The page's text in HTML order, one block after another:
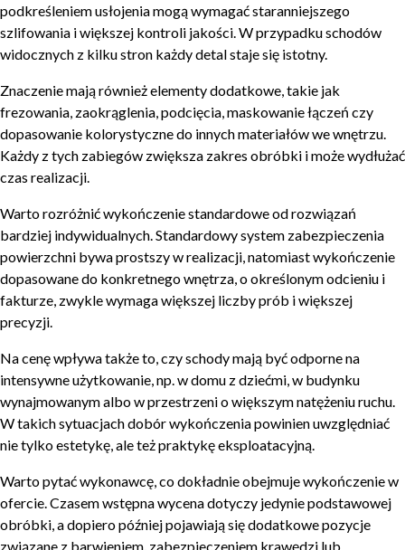
podkreśleniem usłojenia mogą wymagać staranniejszego
szlifowania i większej kontroli jakości. W przypadku schodów
widocznych z kilku stron każdy detal staje się istotny.
Znaczenie mają również elementy dodatkowe, takie jak
frezowania, zaokrąglenia, podcięcia, maskowanie łączeń czy
dopasowanie kolorystyczne do innych materiałów we wnętrzu.
Każdy z tych zabiegów zwiększa zakres obróbki i może wydłużać
czas realizacji.
Warto rozróżnić wykończenie standardowe od rozwiązań
bardziej indywidualnych. Standardowy system zabezpieczenia
powierzchni bywa prostszy w realizacji, natomiast wykończenie
dopasowane do konkretnego wnętrza, o określonym odcieniu i
fakturze, zwykle wymaga większej liczby prób i większej
precyzji.
Na cenę wpływa także to, czy schody mają być odporne na
intensywne użytkowanie, np. w domu z dziećmi, w budynku
wynajmowanym albo w przestrzeni o większym natężeniu ruchu.
W takich sytuacjach dobór wykończenia powinien uwzględniać
nie tylko estetykę, ale też praktykę eksploatacyjną.
Warto pytać wykonawcę, co dokładnie obejmuje wykończenie w
ofercie. Czasem wstępna wycena dotyczy jedynie podstawowej
obróbki, a dopiero później pojawiają się dodatkowe pozycje
związane z barwieniem, zabezpieczeniem krawędzi lub